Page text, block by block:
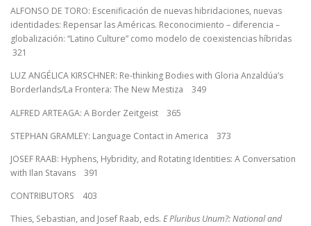
ALFONSO DE TORO: Escenificación de nuevas hibridaciones, nuevas
identidades: Repensar las Américas. Reconocimiento – diferencia –
globalización: “Latino Culture” como modelo de coexistencias híbridas
321
LUZ ANGÉLICA KIRSCHNER: Re-thinking Bodies with Gloria Anzaldúa’s
Borderlands/La Frontera: The New Mestiza 349
ALFRED ARTEAGA: A Border Zeitgeist 365
STEPHAN GRAMLEY: Language Contact in America 373
JOSEF RAAB: Hyphens, Hybridity, and Rotating Identities: A Conversation
with Ilan Stavans 391
CONTRIBUTORS 403
Thies, Sebastian, and Josef Raab, eds. E Pluribus Unum?: National and